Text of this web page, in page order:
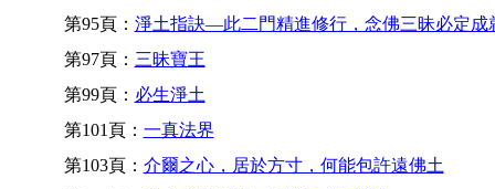
第95頁： 淨土指訣—此二門精進修行，念佛三昧必定成
第97頁： 三昧寶王
第99頁： 必生淨土
第101頁： 一真法界
第103頁： 介爾之心，居於方寸，何能包許遠佛土